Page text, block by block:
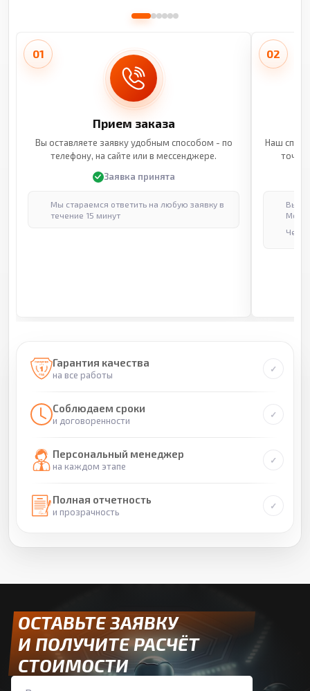
01
Прием заказа
Вы оставляете заявку удобным способом - по
телефону, на сайте или в мессенджере.
Заявка принята
Мы стараемся ответить на любую заявку в
течение 15 минут
02
Наш
Гарантия качества
на все работы
Соблюдаем сроки
и договоренности
Персональный менеджер
на каждом этапе
Полная отчетность
и прозрачность
ОСТАВЬТЕ ЗАЯВКУ
И ПОЛУЧИТЕ РАСЧЁТ
СТОИМОСТИ